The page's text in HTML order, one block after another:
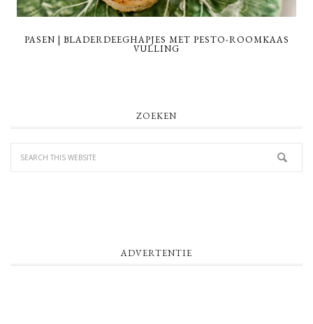
PASEN | BLADERDEEGHAPJES MET PESTO-ROOMKAAS
VULLING
ZOEKEN
ADVERTENTIE